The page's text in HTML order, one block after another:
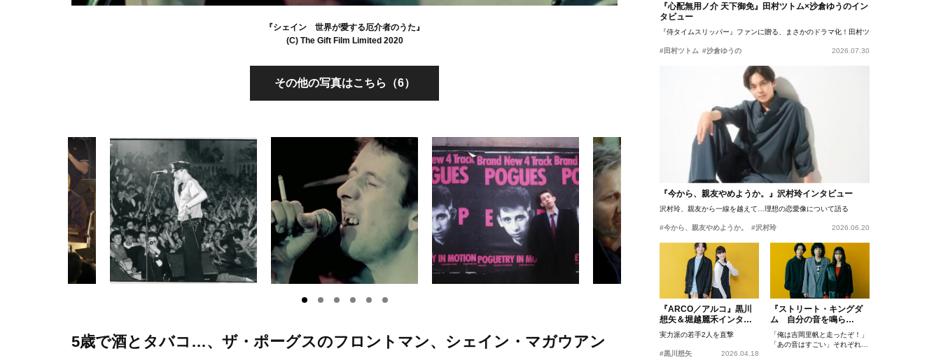
『シェイン 世界が愛する厄介者のうた』
(C) The Gift Film Limited 2020
その他の写真はこちら（6）
5歳で酒とタバコ…、ザ・ポーグスのフロントマン、シェイン・マガウアン
『心配無用ノ介 天下御免』田村ツトム×沙倉ゆうのイン
タビュー
『侍タイムスリッパー』ファンに贈る、まさかのドラマ化！田村ツトム×沙倉ゆうのが語
#田村ツトム #沙倉ゆうの 2026.07.30
『今から、親友やめようか。』沢村玲インタビュー
沢村玲、親友から一線を越えて…理想の恋愛像について語る
#今から、親友やめようか。 #沢村玲 2026.06.20
『ARCO／アルコ』黒川
想矢＆堀越麗禾インタビ
ュー
実力派の若手2人を直撃
#黒川想矢 2026.04.18
『ストリート・キングダ
ム 自分の音を鳴ら
せ。』峯田和伸、若葉竜
也、吉岡里帆インタビュ
ー
「俺は吉岡里帆と走ったぞ！」
「あの音はすごい」それぞれの